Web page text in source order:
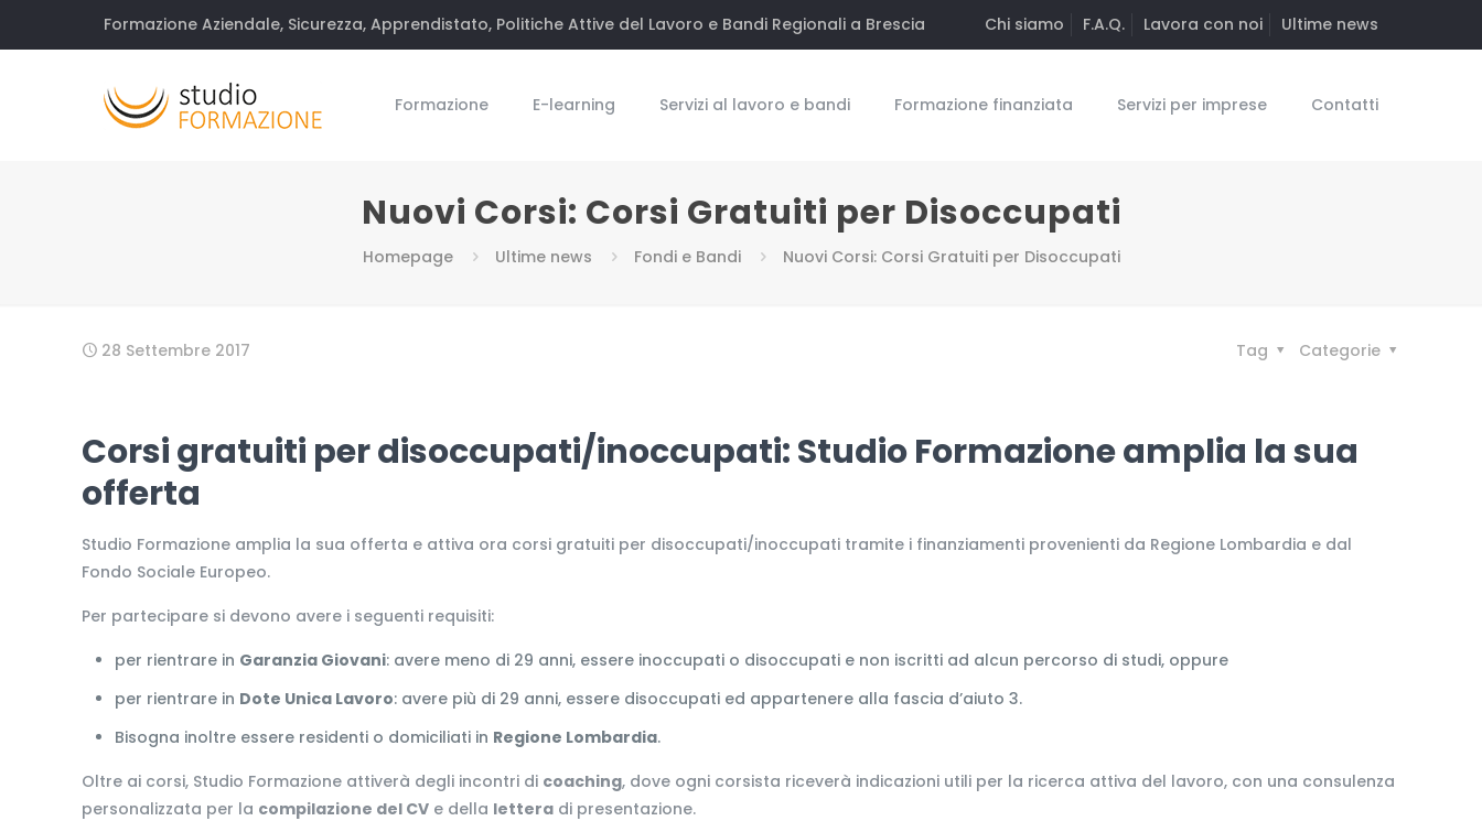
Formazione Aziendale, Sicurezza, Apprendistato, Politiche Attive del Lavoro e Bandi Regionali a Brescia Chi siamo F.A.Q. Lavora con noi Ultime news
Formazione E-learning Servizi al lavoro e bandi Formazione finanziata Servizi per imprese Contatti
Nuovi Corsi: Corsi Gratuiti per Disoccupati
Homepage Ultime news Fondi e Bandi Nuovi Corsi: Corsi Gratuiti per Disoccupati
28 Settembre 2017 Categorie
Tag
Corsi gratuiti per disoccupati/inoccupati: Studio Formazione amplia la sua
offerta
Studio Formazione amplia la sua offerta e attiva ora corsi gratuiti per disoccupati/inoccupati tramite i finanziamenti provenienti da Regione Lombardia e dal
Fondo Sociale Europeo.
Per partecipare si devono avere i seguenti requisiti:
per rientrare in Garanzia Giovani: avere meno di 29 anni, essere inoccupati o disoccupati e non iscritti ad alcun percorso di studi, oppure
per rientrare in Dote Unica Lavoro: avere più di 29 anni, essere disoccupati ed appartenere alla fascia d’aiuto 3.
Bisogna inoltre essere residenti o domiciliati in Regione Lombardia.
Oltre ai corsi, Studio Formazione attiverà degli incontri di coaching, dove ogni corsista riceverà indicazioni utili per la ricerca attiva del lavoro, con una consulenza
personalizzata per la compilazione del CV e della lettera di presentazione.